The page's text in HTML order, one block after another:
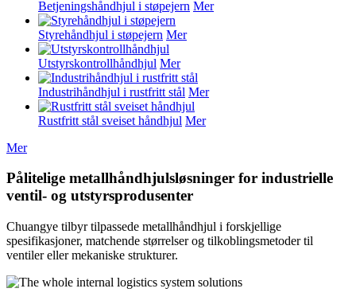
Betjeningshåndhjul i støpejern Mer
Styrehåndhjul i støpejern Mer
Utstyrskontrollhåndhjul Mer
Industrihåndhjul i rustfritt stål Mer
Rustfritt stål sveiset håndhjul Mer
Mer
Pålitelige metallhåndhjulsløsninger for industrielle
ventil- og utstyrsprodusenter
Chuangye tilbyr tilpassede metallhåndhjul i forskjellige
spesifikasjoner, matchende størrelser og tilkoblingsmetoder til
ventiler eller mekaniske strukturer.